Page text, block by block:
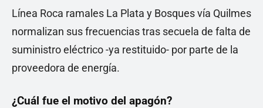
Línea Roca ramales La Plata y Bosques vía Quilmes
normalizan sus frecuencias tras secuela de falta de
suministro eléctrico -ya restituido- por parte de la
proveedora de energía.
¿Cuál fue el motivo del apagón?